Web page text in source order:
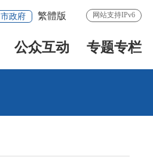
市政府 繁體版 网站支持IPv6
公众互动 专题专栏